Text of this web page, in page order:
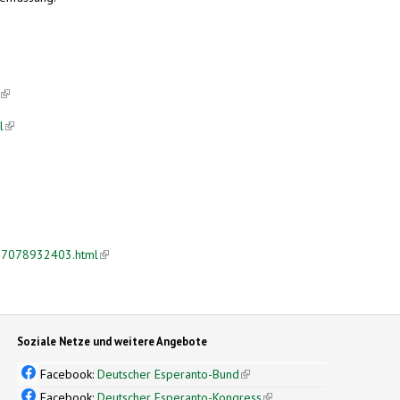
(link is external)
(link is external)
(link is external)
Soziale Netze und weitere Angebote
Facebook:Deutscher Esperanto-Bund(link is external)